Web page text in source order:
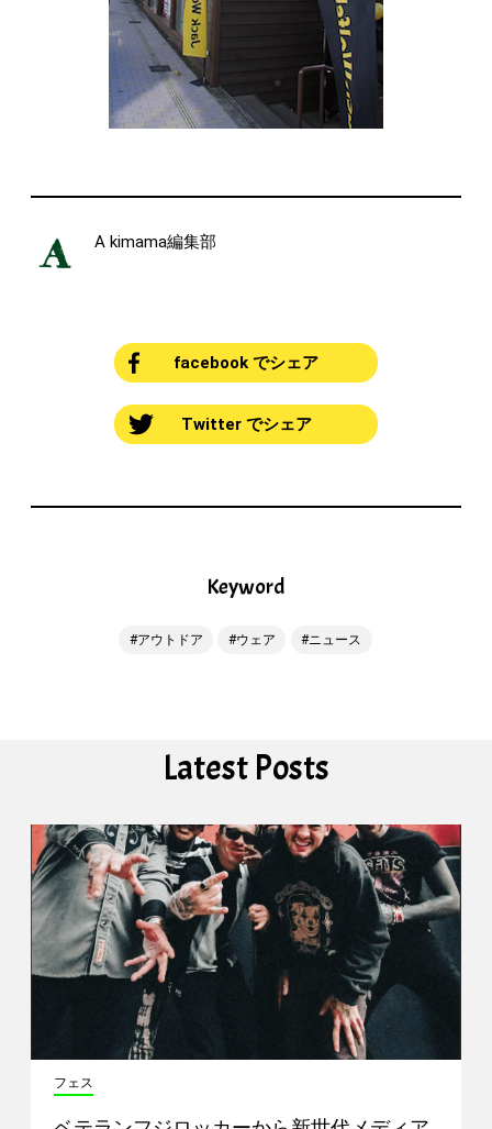
A kimama編集部
facebook でシェア
Twitter でシェア
Keyword
アウトドア ウェア ニュース
Latest Posts
フェス